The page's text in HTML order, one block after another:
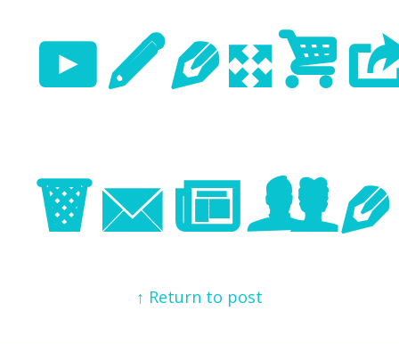
Image
↑ Return to post